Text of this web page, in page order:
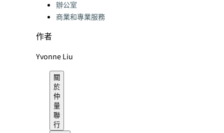
辦公室
商業和專業服務
作者
Yvonne Liu
關
於
仲
量
聯
行